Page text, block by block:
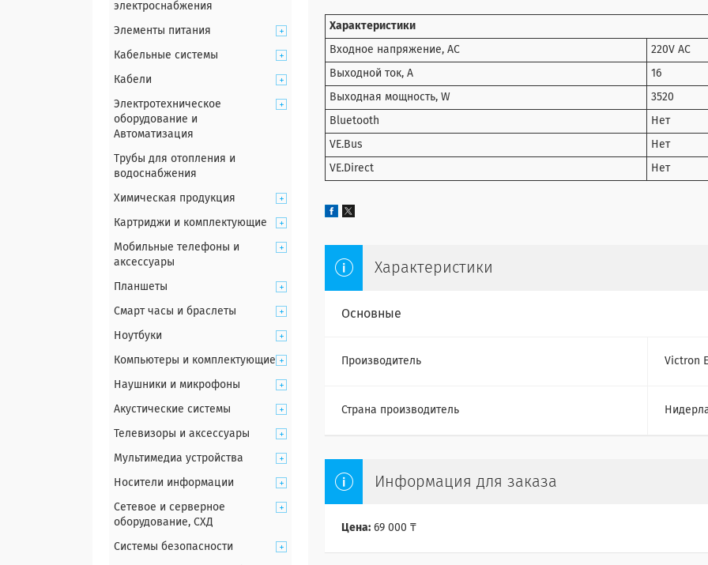
Характеристики
Входное напряжение, AC 220V AC
Выходной ток, А 16
Выходная мощность, W 3520
Bluetooth Нет
VE.Bus Нет
VE.Direct Нет
Характеристики
Основные
Производитель Victron
Страна производитель
Информация для заказа
Цена: 69 000 ₸
электроснабжения
Элементы питания
Кабельные системы
Кабели
Электротехническое
оборудование и
Автоматизация
Трубы для отопления и
водоснабжения
Химическая продукция
Картриджи и комплектующие
Мобильные телефоны и
аксессуары
Планшеты
Смарт часы и браслеты
Ноутбуки
Компьютеры и комплектующие
Наушники и микрофоны
Акустические системы
Телевизоры и аксессуары
Мультимедиа устройства
Носители информации
Сетевое и серверное
оборудование, СХД
Системы безопасности